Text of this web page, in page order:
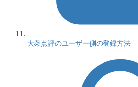
大衆点評のユーザー側の登録方法